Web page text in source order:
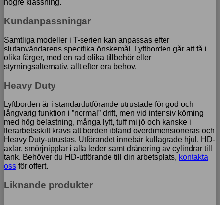
högre klassning.
Kundanpassningar
Samtliga modeller i T-serien kan anpassas efter
slutanvändarens specifika önskemål. Lyftborden går att få i
olika färger, med en rad olika tillbehör eller
styrningsalternativ, allt efter era behov.
Heavy Duty
Lyftborden är i standardutförande utrustade för god och
långvarig funktion i ”normal” drift, men vid intensiv körning
med hög belastning, många lyft, tuff miljö och kanske i
flerarbetsskift krävs att borden ibland överdimensioneras och
Heavy Duty-utrustas. Utförandet innebär kullagrade hjul, HD-
axlar, smörjnipplar i alla leder samt dränering av cylindrar till
tank. Behöver du HD-utförande till din arbetsplats, kontakta
oss för offert.
Liknande produkter